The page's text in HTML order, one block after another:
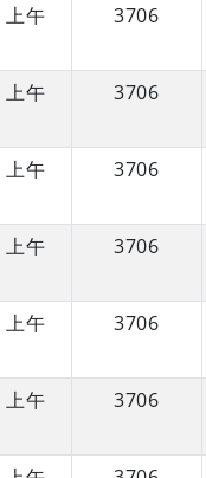
上午 3706
上午 3706
上午 3706
上午 3706
上午 3706
上午 3706